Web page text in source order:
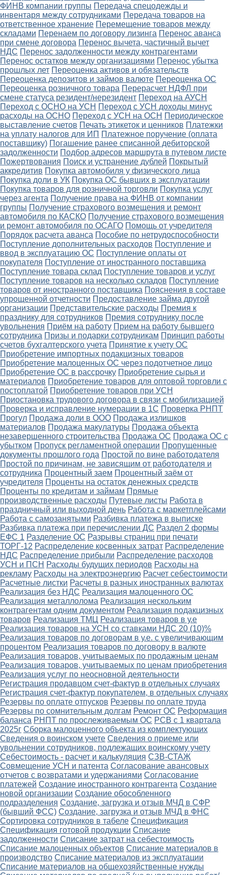
ФИНВ компании группы Передача спецодежды и
инвентаря между сотрудниками Передача товаров на
ответственное хранение Перемещение товаров между
складами Перенаем по договору лизинга Перенос аванса
при смене договора Перенос вычета, частичный вычет
НДС Перенос задолженности между контрагентами
Перенос остатков между организациями Перенос убытка
прошлых лет Переоценка активов и обязательств
Переоценка депозитов и займов валюте Переоценка ОС
Переоценка розничного товара Перерасчет НДФЛ при
смене статуса резидент/нерезидент Переход на АУСН
Переход с ОСНО на УСН Переход с УСН доходы минус
расходы на ОСНО Переход с УСН на ОСН Периодическое
выставление счетов Печать этикеток и ценников Платежки
на уплату налогов для ИП Платежное поручение (оплата
поставщику) Погашение ранее списанной дебиторской
задолженности Подбор адресов маршрута в путевом листе
Пожертвования Поиск и устранение дублей Покрытый
аккредитив Покупка автомобиля у физического лица
Покупка доли в УК Покупка ОС бывших в эксплуатации
Покупка товаров для розничной торговли Покупка услуг
через агента Получение права на ФИНВ от компании
группы Получение страхового возмещения и ремонт
автомобиля по КАСКО Получение страхового возмещения
и ремонт автомобиля по ОСАГО Помощь от учредителя
Порядок расчета аванса Пособие по нетрудоспособности
Поступление дополнительных расходов Поступление и
ввод в эксплуатацию ОС Поступление оплаты от
покупателя Поступление от иностранного поставщика
Поступление товара склад Поступление товаров и услуг
Поступление товаров на несколько складов Поступление
товаров от иностранного поставщика Пояснения в составе
упрощенной отчетности Предоставление займа другой
организации Представительские расходы Премия к
празднику для сотрудников Премия сотруднику после
увольнения Приём на работу Прием на работу бывшего
сотрудника Призы и подарки сотрудникам Принцип работы
счетов бухгалтерского учета Принятие к учету ОС
Приобретение импортных подакцизных товаров
Приобретение малоценных ОС через подотчетное лицо
Приобретение ОС в рассрочку Приобретение сырья и
материалов Приобретение товаров для оптовой торговли с
постоплатой Приобретение товаров при УСН
Приостановка трудового договора в связи с мобилизацией
Проверка и исправление нумерации в 1С Проверка РНПТ
Прогул Продажа доли в ООО Продажа излишков
материалов Продажа макулатуры Продажа объекта
незавершенного строительства Продажа ОС Продажа ОС с
убытком Пропуск регламентной операции Пропущенные
документы прошлого года Простой по вине работодателя
Простой по причинам, не зависящим от работодателя и
сотрудника Процентный заем Процентный заём от
учредителя Проценты на остаток денежных средств
Проценты по кредитам и займам Прямые
производственные расходы Путевые листы Работа в
праздничный или выходной день Работа с маркетплейсами
Работа с самозанятыми Разбивка платежа в выписке
Разбивка платежа при перечислении ДС Раздел 2 формы
ЕФС 1 Разделение ОС Разрывы страниц при печати
ТОРГ-12 Распределение косвенных затрат Распределение
НДС Распределение прибыли Распределение расходов
УСН и ПСН Расходы будущих периодов Расходы на
рекламу Расходы на электроэнергию Расчет себестоимости
Расчетные листки Расчеты в разных иностранных валютах
Реализация без НДС Реализация малоценного ОС
Реализация металлолома Реализация нескольким
контрагентам одним документом Реализация подакцизных
товаров Реализация ТМЦ Реализация товаров в у.е
Реализация товаров на УСН со ставками НДС 20 (10)%
Реализация товаров по договорам в у.е. с увеличивающим
процентом Реализация товаров по договору в валюте
Реализация товаров, учитываемых по продажным ценам
Реализация товаров, учитываемых по ценам приобретения
Реализация услуг по неосновной деятельности
Регистрация продавцом счет-фактур в отдельных случаях
Регистрация счет-фактур покупателем, в отдельных случаях
Резервы по оплате отпусков Резервы по оплате труда
Резервы по сомнительным долгам Ремонт ОС Реформация
баланса РНПТ по прослеживаемым ОС РСВ с 1 квартала
2025г Сборка малоценного объекта из комплектующих
Сведения о воинском учете Сведения о приеме или
увольнении сотрудников, подлежащих воинскому учету
Себестоимость - расчет и калькуляция СЗВ-СТАЖ
Совмещение УСН и патента Согласование авансовых
отчетов с возвратами и удержаниями Согласование
платежей Создание иностранного контрагента Создание
новой организации Создание обособленного
подразделения Создание, загрузка и отзыв МЧД в СФР
(бывший ФСС) Создание, загрузка и отзыв МЧД в ФНС
Сортировка сотрудников в табеле Спецификация
Спецификация готовой продукции Списание
задолженности Списание затрат на себестоимость
Списание малоценных объектов Списание материалов в
производство Списание материалов из эксплуатации
Списание материалов на общехозяйственные нужды